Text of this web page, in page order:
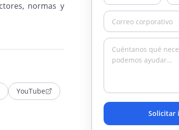
normas y
YouTube
Solicitar